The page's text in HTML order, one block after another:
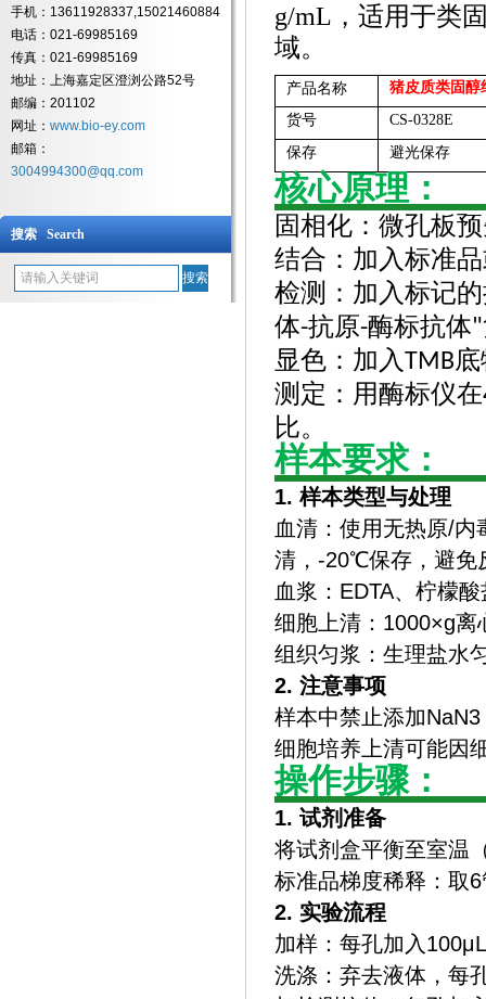
手机：13611928337,15021460884
电话：021-69985169
传真：021-69985169
地址：上海嘉定区澄浏公路52号
邮编：201102
网址： www.bio-ey.com
邮箱：
3004994300@qq.com
搜索 Search
g/mL，适用于类
域。
产品名称
猪皮质类固醇
货号
CS-0328E
保存
避光保存
核心原理：
固相化：微孔板
结合：加入标准
检测：加入标记
体-抗原-酶标抗体"
显色：加入 TMB
测定：用酶标仪在
比。
样本要求：
1. 样本类型与处理
血清‌：使用无热原/
清，-20℃保存，避免
血浆‌：EDTA、柠檬
细胞上清‌：1000×g
组织匀浆‌：生理盐水
2. 注意事项
样本中禁止添加
细胞培养上清可能因
操作步骤：
1. 试剂准备
将试剂盒平衡至室温
标准品梯度稀释：取
2. 实验流程
加样‌：每孔加入
洗涤‌：弃去液体，每